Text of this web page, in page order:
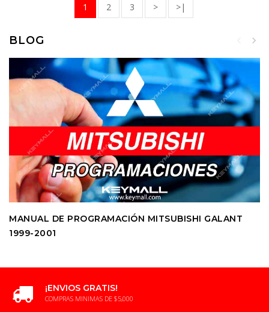
1 2 3 > >|
BLOG
MANUAL DE PROGRAMACIÓN MITSUBISHI GALANT
1999-2001
¡ENVIOS GRATIS!
COMPRAS MINIMAS DE $5,000